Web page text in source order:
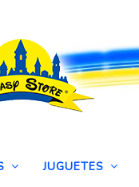
JUGUETES